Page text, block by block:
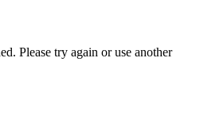
Please try again or use another